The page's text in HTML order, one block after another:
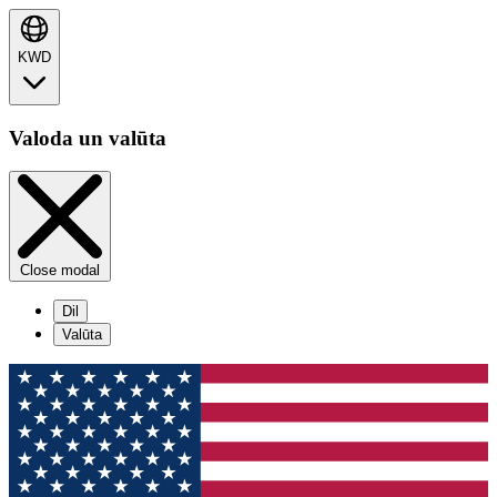
KWD
Valoda un valūta
Close modal
Dil
Valūta